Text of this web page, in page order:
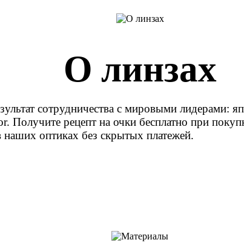
О линзах
сотрудничества с мировыми лидерами:
Получите рецепт на очки бесплатно при
наших оптиках без скрытых платежей.